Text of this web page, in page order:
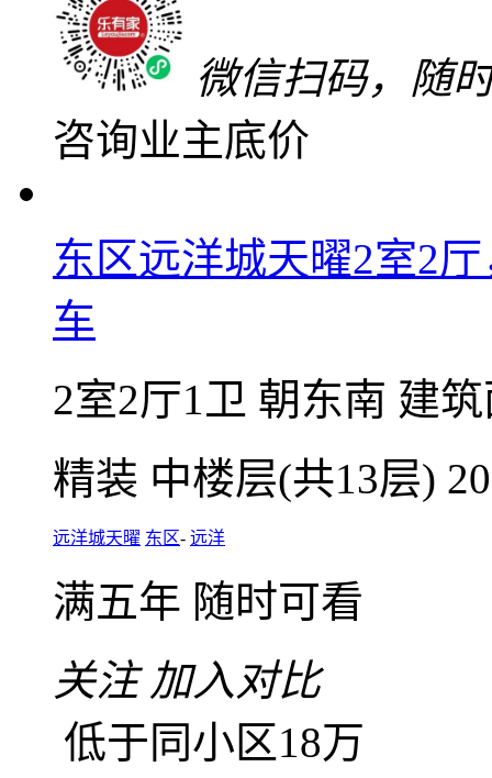
近期降价20万
业主最新验真价
380 万
单价16340元/㎡
微信扫码，随
咨询业主底价
东区远洋城天曜2室2